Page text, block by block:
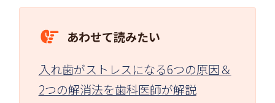
あわせて読みたい
入れ歯がストレスになる6つの原因＆
2つの解消法を歯科医師が解説